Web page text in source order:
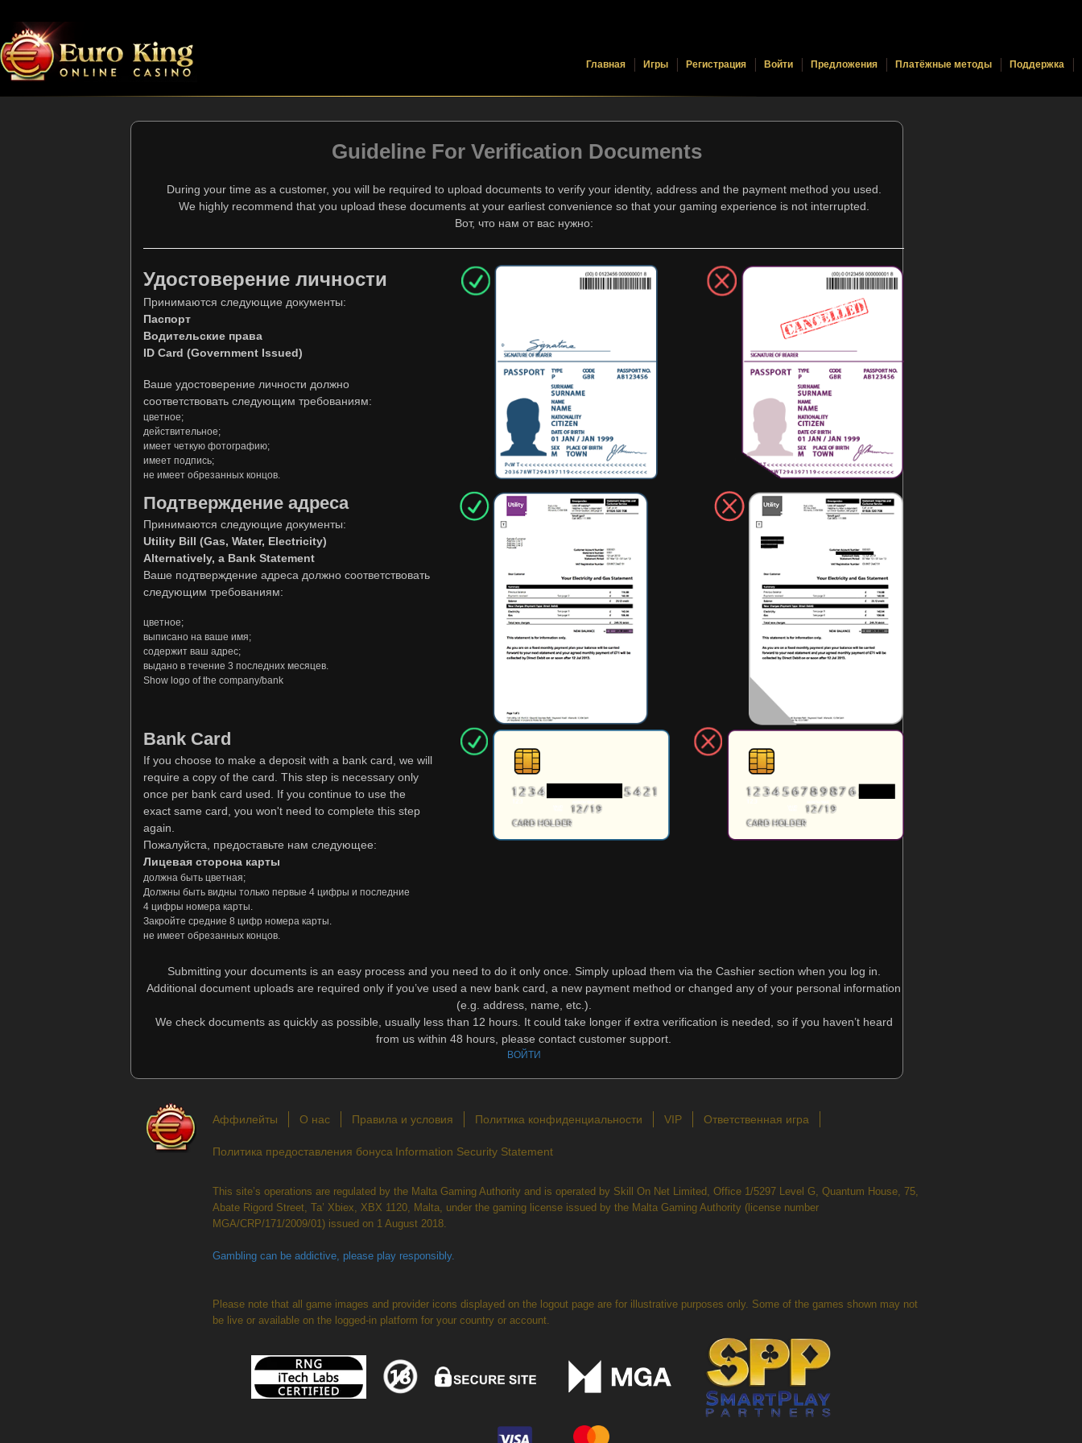
Главная Игры Регистрация Войти Предложения Платёжные методы Поддержка
Guideline For Verification Documents
During your time as a customer, you will be required to upload documents to verify your identity, address and the payment method you used.
We highly recommend that you upload these documents at your earliest convenience so that your gaming experience is not interrupted.
Вот, что нам от вас нужно:
Удостоверение личности
Принимаются следующие документы:
Паспорт
Водительские права
ID Card (Government Issued)
Ваше удостоверение личности должно
соответствовать следующим требованиям:
цветное;
действительное;
имеет четкую фотографию;
имеет подпись;
не имеет обрезанных концов.
Подтверждение адреса
Принимаются следующие документы:
Utility Bill (Gas, Water, Electricity)
Alternatively, a Bank Statement
Ваше подтверждение адреса должно соответствовать
следующим требованиям:
цветное;
выписано на ваше имя;
содержит ваш адрес;
выдано в течение 3 последних месяцев.
Show logo of the company/bank
Bank Card
If you choose to make a deposit with a bank card, we will
require a copy of the card. This step is necessary only
once per bank card used. If you continue to use the
exact same card, you won't need to complete this step
again.
Пожалуйста, предоставьте нам следующее:
Лицевая сторона карты
должна быть цветная;
Должны быть видны только первые 4 цифры и последние
4 цифры номера карты.
Закройте средние 8 цифр номера карты.
не имеет обрезанных концов.
Submitting your documents is an easy process and you need to do it only once. Simply upload them via the Cashier section when you log in.
Additional document uploads are required only if you’ve used a new bank card, a new payment method or changed any of your personal information
(e.g. address, name, etc.).
We check documents as quickly as possible, usually less than 12 hours. It could take longer if extra verification is needed, so if you haven’t heard
from us within 48 hours, please contact customer support.
ВОЙТИ
Аффилейты О нас Правила и условия Политика конфиденциальности VIP Ответственная игра
Политика предоставления бонуса Information Security Statement
This site’s operations are regulated by the Malta Gaming Authority and is operated by Skill On Net Limited, Office 1/5297 Level G, Quantum House, 75,
Abate Rigord Street, Ta’ Xbiex, XBX 1120, Malta, under the gaming license issued by the Malta Gaming Authority (license number
MGA/CRP/171/2009/01) issued on 1 August 2018.
Gambling can be addictive, please play responsibly.
Please note that all game images and provider icons displayed on the logout page are for illustrative purposes only. Some of the games shown may not
be live or available on the logged-in platform for your country or account.